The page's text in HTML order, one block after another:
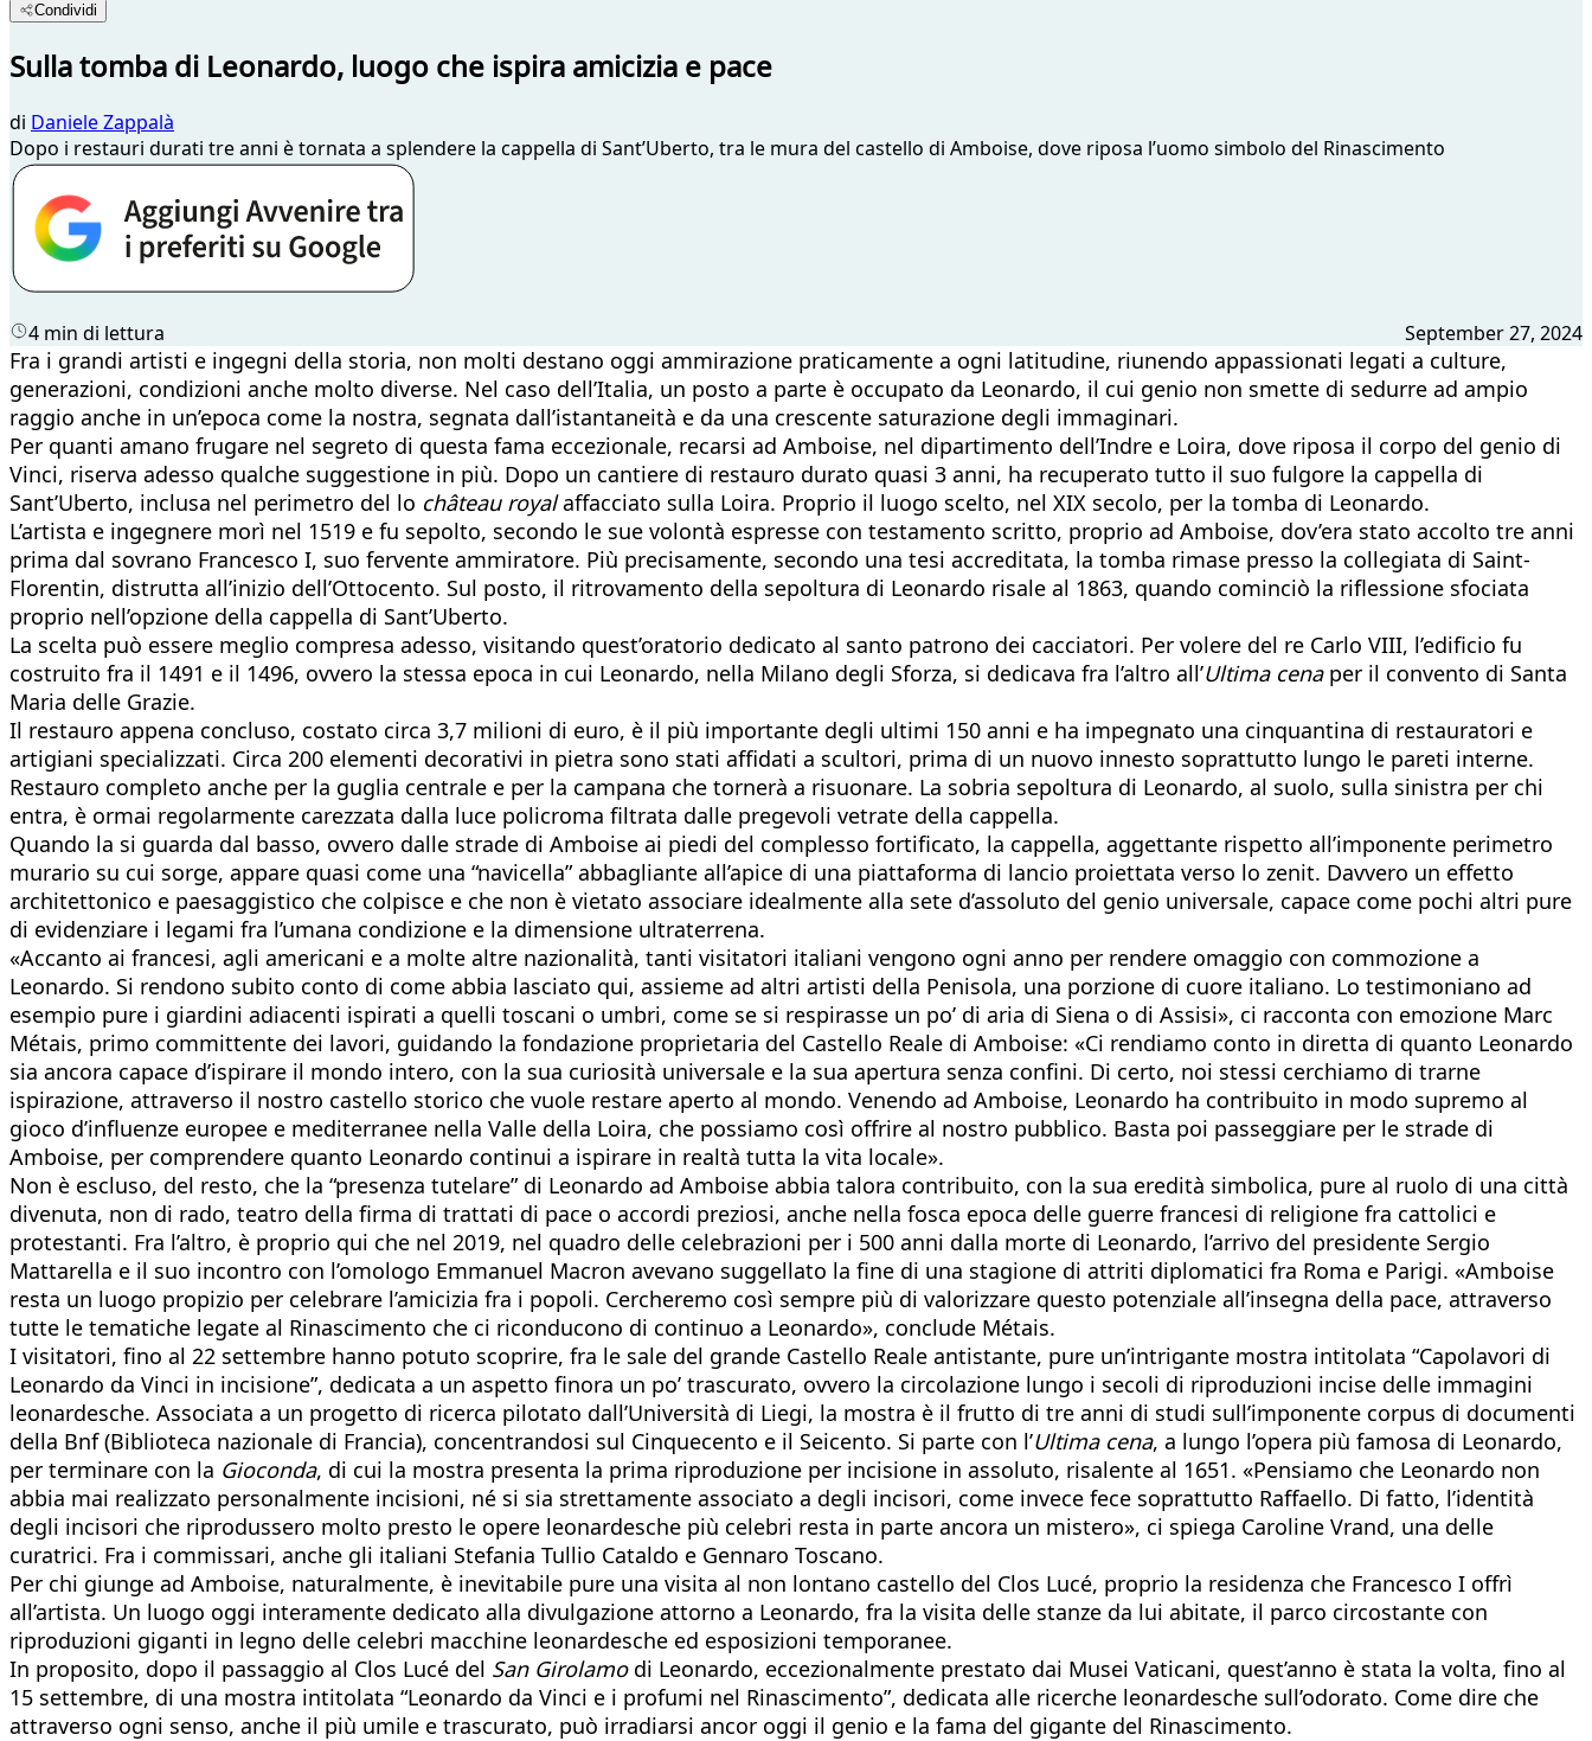
Condividi
Sulla tomba di Leonardo, luogo che ispira amicizia e pace
di Daniele Zappalà
Dopo i restauri durati tre anni è tornata a splendere la cappella di Sant’Uberto, tra le mura del castello di Amboise, dove riposa l’uomo simbolo del Rinascimento
4 min di lettura September 27, 2024
Fra i grandi artisti e ingegni della storia, non molti destano oggi ammirazione praticamente a ogni latitudine, riunendo appassionati legati a culture,
generazioni, condizioni anche molto diverse. Nel caso dell’Italia, un posto a parte è occupato da Leonardo, il cui genio non smette di sedurre ad ampio
raggio anche in un’epoca come la nostra, segnata dall’istantaneità e da una crescente saturazione degli immaginari.
Per quanti amano frugare nel segreto di questa fama eccezionale, recarsi ad Amboise, nel dipartimento dell’Indre e Loira, dove riposa il corpo del genio di
Vinci, riserva adesso qualche suggestione in più. Dopo un cantiere di restauro durato quasi 3 anni, ha recuperato tutto il suo fulgore la cappella di
Sant’Uberto, inclusa nel perimetro del lo château royalaffacciato sulla Loira. Proprio il luogo scelto, nel XIX secolo, per la tomba di Leonardo.
L’artista e ingegnere morì nel 1519 e fu sepolto, secondo le sue volontà espresse con testamento scritto, proprio ad Amboise, dov’era stato accolto tre anni
prima dal sovrano Francesco I, suo fervente ammiratore. Più precisamente, secondo una tesi accreditata, la tomba rimase presso la collegiata di Saint-
Florentin, distrutta all’inizio dell’Ottocento. Sul posto, il ritrovamento della sepoltura di Leonardo risale al 1863, quando cominciò la riflessione sfociata
proprio nell’opzione della cappella di Sant’Uberto.
La scelta può essere meglio compresa adesso, visitando quest’oratorio dedicato al santo patrono dei cacciatori. Per volere del re Carlo VIII, l’edificio fu
costruito fra il 1491 e il 1496, ovvero la stessa epoca in cui Leonardo, nella Milano degli Sforza, si dedicava fra l’altro all’Ultima cena per il convento di Santa
Maria delle Grazie.
Il restauro appena concluso, costato circa 3,7 milioni di euro, è il più importante degli ultimi 150 anni e ha impegnato una cinquantina di restauratori e
artigiani specializzati. Circa 200 elementi decorativi in pietra sono stati affidati a scultori, prima di un nuovo innesto soprattutto lungo le pareti interne.
Restauro completo anche per la guglia centrale e per la campana che tornerà a risuonare. La sobria sepoltura di Leonardo, al suolo, sulla sinistra per chi
entra, è ormai regolarmente carezzata dalla luce policroma filtrata dalle pregevoli vetrate della cappella.
Quando la si guarda dal basso, ovvero dalle strade di Amboise ai piedi del complesso fortificato, la cappella, aggettante rispetto all’imponente perimetro
murario su cui sorge, appare quasi come una “navicella” abbagliante all’apice di una piattaforma di lancio proiettata verso lo zenit. Davvero un effetto
architettonico e paesaggistico che colpisce e che non è vietato associare idealmente alla sete d’assoluto del genio universale, capace come pochi altri pure
di evidenziare i legami fra l’umana condizione e la dimensione ultraterrena.
«Accanto ai francesi, agli americani e a molte altre nazionalità, tanti visitatori italiani vengono ogni anno per rendere omaggio con commozione a
Leonardo. Si rendono subito conto di come abbia lasciato qui, assieme ad altri artisti della Penisola, una porzione di cuore italiano. Lo testimoniano ad
esempio pure i giardini adiacenti ispirati a quelli toscani o umbri, come se si respirasse un po’ di aria di Siena o di Assisi», ci racconta con emozione Marc
Métais, primo committente dei lavori, guidando la fondazione proprietaria del Castello Reale di Amboise: «Ci rendiamo conto in diretta di quanto Leonardo
sia ancora capace d’ispirare il mondo intero, con la sua curiosità universale e la sua apertura senza confini. Di certo, noi stessi cerchiamo di trarne
ispirazione, attraverso il nostro castello storico che vuole restare aperto al mondo. Venendo ad Amboise, Leonardo ha contribuito in modo supremo al
gioco d’influenze europee e mediterranee nella Valle della Loira, che possiamo così offrire al nostro pubblico. Basta poi passeggiare per le strade di
Amboise, per comprendere quanto Leonardo continui a ispirare in realtà tutta la vita locale».
Non è escluso, del resto, che la “presenza tutelare” di Leonardo ad Amboise abbia talora contribuito, con la sua eredità simbolica, pure al ruolo di una città
divenuta, non di rado, teatro della firma di trattati di pace o accordi preziosi, anche nella fosca epoca delle guerre francesi di religione fra cattolici e
protestanti. Fra l’altro, è proprio qui che nel 2019, nel quadro delle celebrazioni per i 500 anni dalla morte di Leonardo, l’arrivo del presidente Sergio
Mattarella e il suo incontro con l’omologo Emmanuel Macron avevano suggellato la fine di una stagione di attriti diplomatici fra Roma e Parigi. «Amboise
resta un luogo propizio per celebrare l’amicizia fra i popoli. Cercheremo così sempre più di valorizzare questo potenziale all’insegna della pace, attraverso
tutte le tematiche legate al Rinascimento che ci riconducono di continuo a Leonardo», conclude Métais.
I visitatori, fino al 22 settembre hanno potuto scoprire, fra le sale del grande Castello Reale antistante, pure un’intrigante mostra intitolata “Capolavori di
Leonardo da Vinci in incisione”, dedicata a un aspetto finora un po’ trascurato, ovvero la circolazione lungo i secoli di riproduzioni incise delle immagini
leonardesche. Associata a un progetto di ricerca pilotato dall’Università di Liegi, la mostra è il frutto di tre anni di studi sull’imponente corpus di documenti
della Bnf (Biblioteca nazionale di Francia), concentrandosi sul Cinquecento e il Seicento. Si parte con l’Ultima cena, a lungo l’opera più famosa di Leonardo,
per terminare con la Gioconda, di cui la mostra presenta la prima riproduzione per incisione in assoluto, risalente al 1651. «Pensiamo che Leonardo non
abbia mai realizzato personalmente incisioni, né si sia strettamente associato a degli incisori, come invece fece soprattutto Raffaello. Di fatto, l’identità
degli incisori che riprodussero molto presto le opere leonardesche più celebri resta in parte ancora un mistero», ci spiega Caroline Vrand, una delle
curatrici. Fra i commissari, anche gli italiani Stefania Tullio Cataldo e Gennaro Toscano.
Per chi giunge ad Amboise, naturalmente, è inevitabile pure una visita al non lontano castello del Clos Lucé, proprio la residenza che Francesco I offrì
all’artista. Un luogo oggi interamente dedicato alla divulgazione attorno a Leonardo, fra la visita delle stanze da lui abitate, il parco circostante con
riproduzioni giganti in legno delle celebri macchine leonardesche ed esposizioni temporanee.
In proposito, dopo il passaggio al Clos Lucé del San Girolamodi Leonardo, eccezionalmente prestato dai Musei Vaticani, quest’anno è stata la volta, fino al
15 settembre, di una mostra intitolata “Leonardo da Vinci e i profumi nel Rinascimento”, dedicata alle ricerche leonardesche sull’odorato. Come dire che
attraverso ogni senso, anche il più umile e trascurato, può irradiarsi ancor oggi il genio e la fama del gigante del Rinascimento.